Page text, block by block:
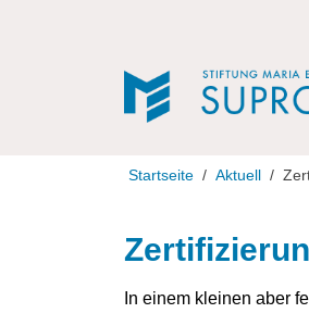
Startseite Aktuell
In einem kleinen aber